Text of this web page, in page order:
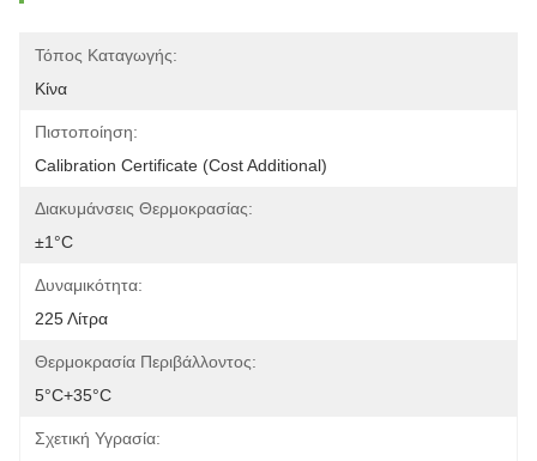
Τόπος Καταγωγής:
Κίνα
Πιστοποίηση:
Calibration Certificate (Cost Additional)
Διακυμάνσεις Θερμοκρασίας:
±1°C
Δυναμικότητα:
225 Λίτρα
Θερμοκρασία Περιβάλλοντος:
5°C+35°C
Σχετική Υγρασία: